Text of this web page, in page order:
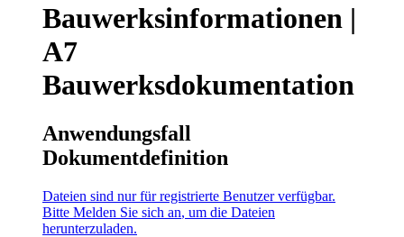
Bauwerksinformationen |
A7
Bauwerksdokumentation
Anwendungsfall
Dokumentdefinition
Dateien sind nur für registrierte Benutzer verfügbar.
Bitte Melden Sie sich an, um die Dateien
herunterzuladen.